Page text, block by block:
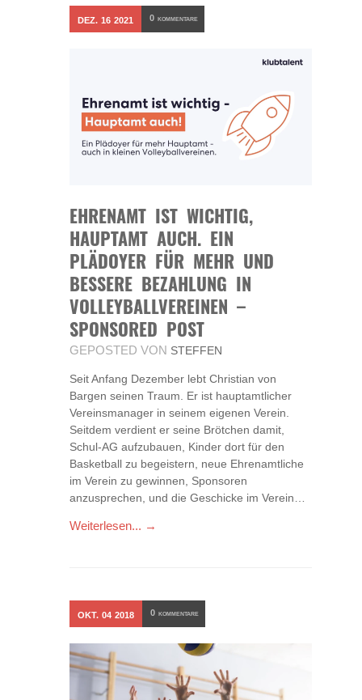
DEZ. 16 2021 0 KOMMENTARE
EHRENAMT IST WICHTIG,
HAUPTAMT AUCH. EIN
PLÄDOYER FÜR MEHR UND
BESSERE BEZAHLUNG IN
VOLLEYBALLVEREINEN –
SPONSORED POST
GEPOSTED VON STEFFEN
Seit Anfang Dezember lebt Christian von
Bargen seinen Traum. Er ist hauptamtlicher
Vereinsmanager in seinem eigenen Verein.
Seitdem verdient er seine Brötchen damit,
Schul-AG aufzubauen, Kinder dort für den
Basketball zu begeistern, neue Ehrenamtliche
im Verein zu gewinnen, Sponsoren
anzusprechen, und die Geschicke im Verein…
Weiterlesen... →
OKT. 04 2018 0 KOMMENTARE